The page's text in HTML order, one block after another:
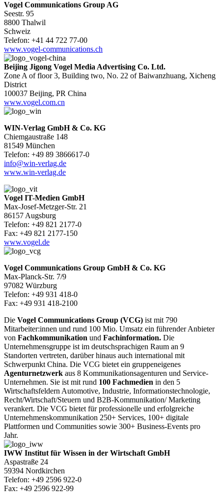
Vogel Communications Group AG
Seestr. 95
8800 Thalwil
Schweiz
Telefon: +41 44 722 77-00
www.vogel-communications.ch
Beijing Jigong Vogel Media Advertising Co. Ltd.
Zone A of floor 3, Building two, No. 22 of Baiwanzhuang, Xicheng
District
100037 Beijing, PR China
www.vogel.com.cn
WIN-Verlag GmbH & Co. KG
Chiemgaustraße 148
81549 München
Telefon: +49 89 3866617-0
info@win-verlag.de
www.win-verlag.de
Vogel IT-Medien GmbH
Max-Josef-Metzger-Str. 21
86157 Augsburg
Telefon: +49 821 2177-0
Fax: +49 821 2177-150
www.vogel.de
Vogel Communications Group GmbH & Co. KG
Max-Planck-Str. 7/9
97082 Würzburg
Telefon: +49 931 418-0
Fax: +49 931 418-2100
Die Vogel Communications Group (VCG) ist mit 790
Mitarbeiter:innen und rund 100 Mio. Umsatz ein führender Anbieter
von Fachkommunikation und Fachinformation. Die
Unternehmensgruppe ist im deutschsprachigen Raum an 9
Standorten vertreten, darüber hinaus auch international mit
Schwerpunkt China. Die VCG bietet ein gruppeneigenes
Agenturnetzwerk aus 8 Kommunikationsagenturen und Service-
Unternehmen. Sie ist mit rund 100 Fachmedien in den 5
Wirtschaftsfeldern Automotive, Industrie, Informationstechnologie,
Recht/Wirtschaft/Steuern und B2B-Kommunikation/ Marketing
verankert. Die VCG bietet für professionelle und erfolgreiche
Unternehmenskommunikation 250+ Services, 100+ digitale
Plattformen und Communities sowie 300+ Business-Events pro
Jahr.
IWW Institut für Wissen in der Wirtschaft GmbH
Aspastraße 24
59394 Nordkirchen
Telefon: +49 2596 922-0
Fax: +49 2596 922-99